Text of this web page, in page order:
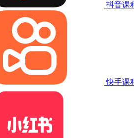
抖音课
快手课